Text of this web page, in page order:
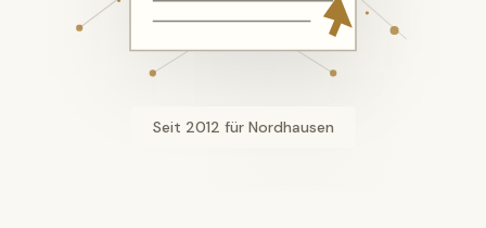
Seit 2012 für Nordhausen